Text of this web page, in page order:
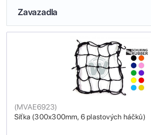
Zavazadla
Síťka (300x300mm, 6 plastových háčků)
(MVAE6923)